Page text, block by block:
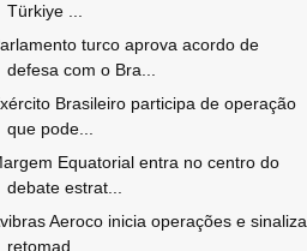
Türkiye ...
turco aprova acordo de
defesa com o Bra...
Brasileiro participa de operação
que pode...
Equatorial entra no centro do
debate estrat...
Aeroco inicia operações e sinaliza
retomad...